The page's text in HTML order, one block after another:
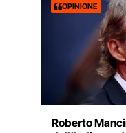
OPINIONE
Roberto